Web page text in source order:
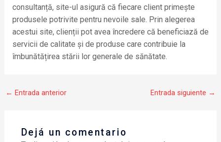
consultanță, site-ul asigură că fiecare client primește
produsele potrivite pentru nevoile sale. Prin alegerea
acestui site, clienții pot avea încredere că beneficiază de
servicii de calitate și de produse care contribuie la
îmbunătățirea stării lor generale de sănătate.
← Entrada anterior Entrada siguiente →
Dejá un comentario